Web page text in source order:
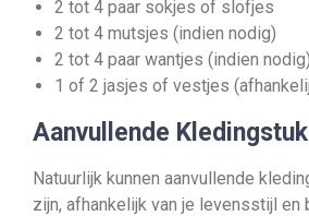
2 tot 4 paar sokjes of slofjes
2 tot 4 mutsjes (indien nodig)
2 tot 4 paar wantjes (indien nodig)
1 of 2 jasjes of vestjes
Aanvullende
Natuurlijk kunnen aanvullende
zijn, afhankelijk van je levensstijl en